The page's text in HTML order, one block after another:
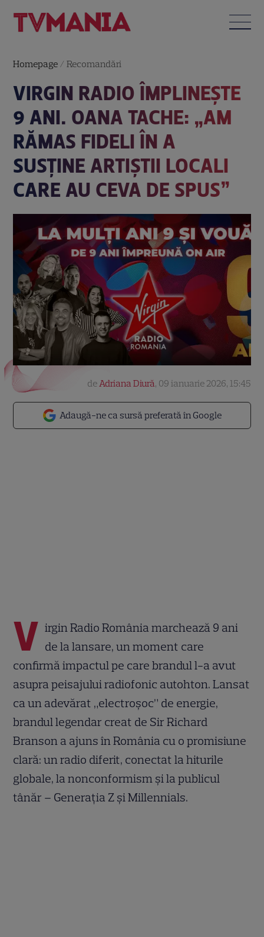
Homepage /Recomandări
VIRGIN RADIO ÎMPLINEȘTE
9 ANI. OANA TACHE: „AM
RĂMAS FIDELI ÎN A
SUSȚINE ARTIȘTII LOCALI
CARE AU CEVA DE SPUS”
Adaugă-ne ca sursă preferată în Google
deAdriana Diură, 09 ianuarie 2026, 15:45
V irgin Radio România marchează 9 ani
de la lansare, un moment care
confirmă impactul pe care brandul l-a avut
asupra peisajului radiofonic autohton. Lansat
ca un adevărat „electroșoc” de energie,
brandul legendar creat de Sir Richard
Branson a ajuns în România cu o promisiune
clară: un radio diferit, conectat la hiturile
globale, la nonconformism și la publicul
tânăr – Generația Z și Millennials.